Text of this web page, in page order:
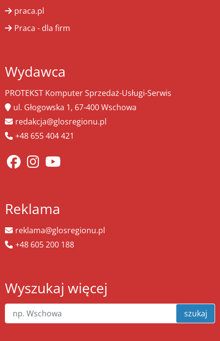
praca.pl
Praca - dla firm
Wydawca
PROTEKST Komputer Sprzedaż-Usługi-Serwis
ul. Głogowska 1, 67-400 Wschowa
redakcja@glosregionu.pl
+48 655 404 421
Reklama
reklama@glosregionu.pl
+48 605 200 188
Wyszukaj więcej
szukaj